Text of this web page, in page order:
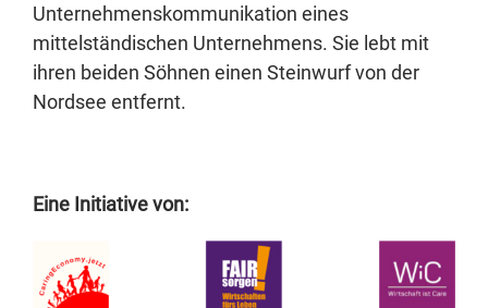
Unternehmenskommunikation eines
mittelständischen Unternehmens. Sie lebt mit
ihren beiden Söhnen einen Steinwurf von der
Nordsee entfernt.
Eine Initiative von: